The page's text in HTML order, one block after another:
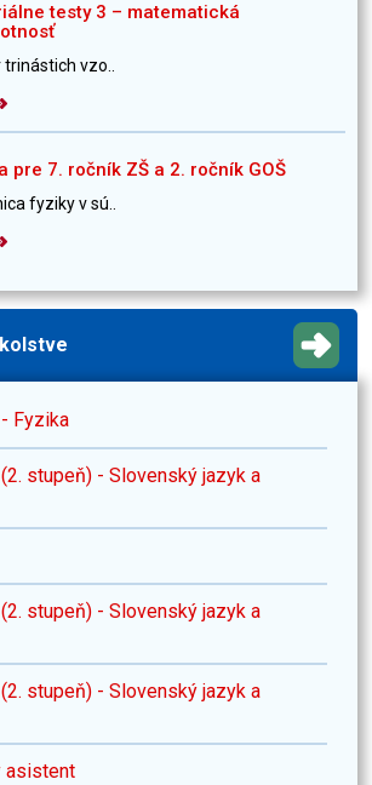
testy 3 – matematická
vzo..
pre 7. ročník ZŠ a 2. ročník GOŠ
fyziky v sú..
Fyzika
stupeň) - Slovenský jazyk a
stupeň) - Slovenský jazyk a
stupeň) - Slovenský jazyk a
asistent